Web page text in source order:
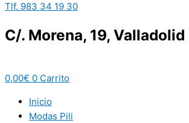
Tlf. 983 34 19 30
C/. Morena, 19, Valladolid
0,00€ 0 Carrito
Inicio
Modas Pili